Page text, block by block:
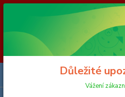
Vážení zákazníci, v termínu od 8. 8.
důvodu čerpání dovolené probíhat
provoz e-shopu
uhrazené do čtvrtka 6. 8. 2026 budou
Objednávky přijaté, nebo uhrazené od
2026 budou postupně expedovány od
pochopení
Důležité
Vážení